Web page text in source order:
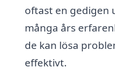
oftast en gedigen
många års
de kan lösa
effektivt.